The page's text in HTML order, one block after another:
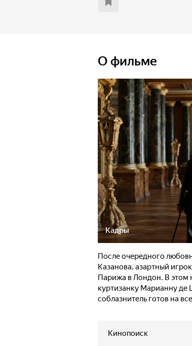
Чтобы добиться ее
О фильме
Кадры
После очередного
Казанова, азартный
Парижа в Лондон. В этом
куртизанку Марианну де
соблазнитель готов на
Кинопоиск